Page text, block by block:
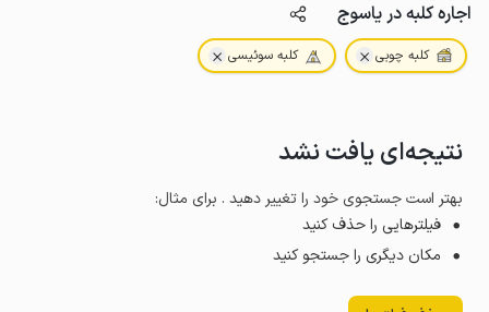
اجاره کلبه در یاسوج
کلبه چوبی کلبه سوئیسی
نتیجه‌ای یافت نشد
بهتر است جستجوی خود را تغییر دهید . برای مثال:
فیلترهایی را حذف کنید
مکان دیگری را جستجو کنید